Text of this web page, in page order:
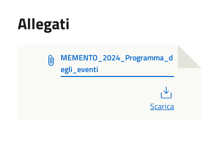
Allegati
MEMENTO_2024_Programma_d
egli_eventi
Scarica